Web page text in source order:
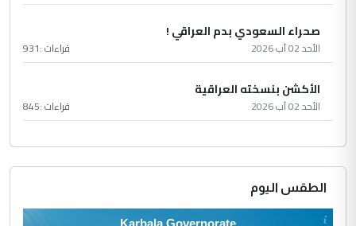
صحراء السعودي بدم العراقي !
الأحد 02 آب 2026 قراءات :931
الأكشن بنسخته العراقية
الأحد 02 آب 2026 قراءات :845
الطقس اليوم
Karbala Governorate